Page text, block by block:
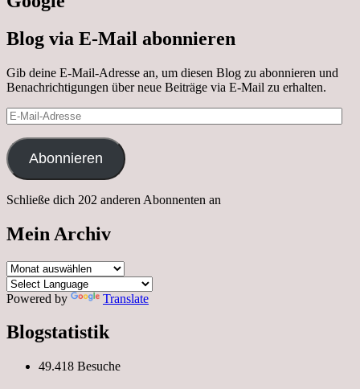
Blog via E-Mail abonnieren
Gib deine E-Mail-Adresse an, um diesen Blog zu abonnieren und
Benachrichtigungen über neue Beiträge via E-Mail zu erhalten.
E-
Mail-
Adresse
Abonnieren
Schließe dich 202 anderen Abonnenten an
Mein Archiv
Mein
Archiv
Powered by
Translate
Blogstatistik
49.418 Besuche